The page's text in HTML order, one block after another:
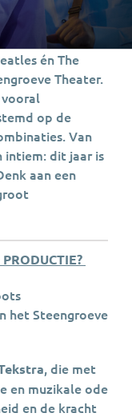
én The
Theater.
vooral
op de
Van
intiem: dit jaar is
aan een
het Steengroeve
, die met
en muzikale ode
en de kracht